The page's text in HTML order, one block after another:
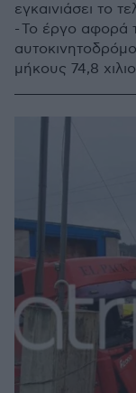
εγκαινιάσει το
- Το έργο αφορά
μήκους 74,8